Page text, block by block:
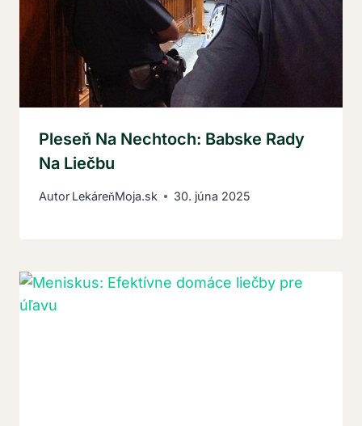
Pleseň Na Nechtoch: Babske Rady
Na Liečbu
Autor LekáreňMoja.sk 30. júna 2025